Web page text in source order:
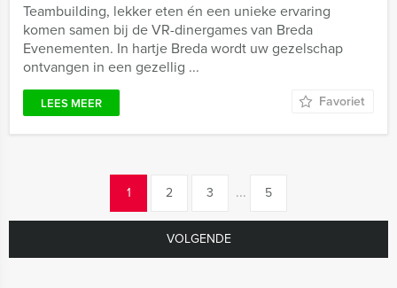
Teambuilding, lekker eten én een unieke ervaring
komen samen bij de VR-dinergames van Breda
Evenementen. In hartje Breda wordt uw gezelschap
ontvangen in een gezellig ...
LEES MEER Favoriet
1 2 3 ... 5
VOLGENDE